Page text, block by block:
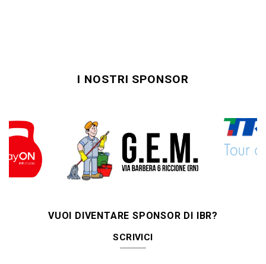
I NOSTRI SPONSOR
VUOI DIVENTARE SPONSOR DI IBR?
SCRIVICI